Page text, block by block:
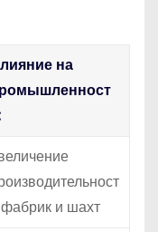
на
и шахт